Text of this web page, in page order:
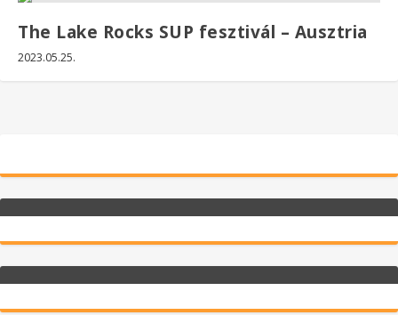
The Lake Rocks SUP fesztivál – Ausztria
2023.05.25.